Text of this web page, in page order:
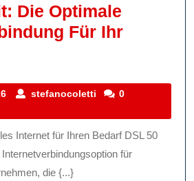
Die Optimale
Für Ihr
15
2026
stefanocoletti stefanocoletti
0
für
die {...}